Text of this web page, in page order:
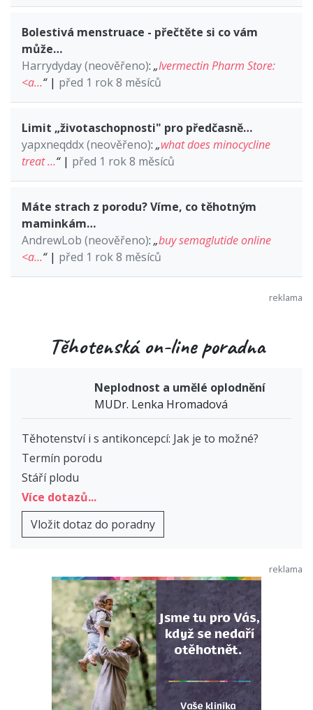
Bolestivá menstruace - přečtěte si co vám
může…
Harrydyday (neověřeno): „Ivermectin Pharm Store:
<a…“| před 1 rok 8 měsíců
Limit „životaschopnosti" pro předčasně…
yapxneqddx (neověřeno): „what does minocycline
treat …“| před 1 rok 8 měsíců
Máte strach z porodu? Víme, co těhotným
maminkám…
AndrewLob (neověřeno): „buy semaglutide online
<a…“| před 1 rok 8 měsíců
Těhotenská on-line poradna
Neplodnost a umělé oplodnění
MUDr. Lenka Hromadová
Těhotenství i s antikoncepcí: Jak je to možné?
Termín porodu
Stáří plodu
Více dotazů...
Vložit dotaz do poradny